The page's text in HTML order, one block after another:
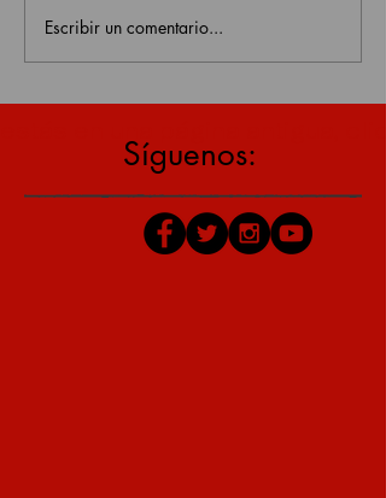
Escribir un comentario...
Síguenos: